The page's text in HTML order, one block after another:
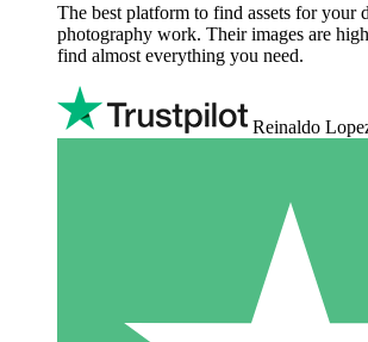
The best platform to find assets for your
photography work. Their images are
find almost everything you need.
Reinaldo